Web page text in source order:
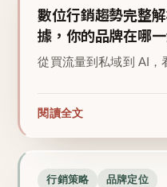
數位行銷趨勢完整
據，你的品牌在哪
從買流量到私域到 AI，
閱讀全文
行銷策略 品牌定位